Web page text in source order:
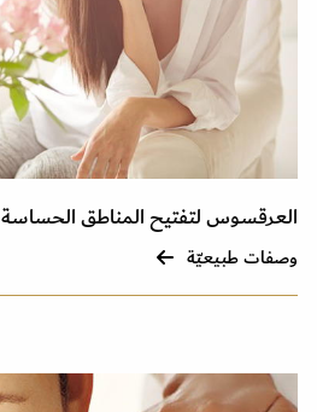
العرقسوس لتفتيح المناطق الحساسة
وصفات طبيعيّة